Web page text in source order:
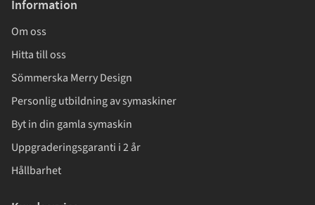
Information
Om oss
Hitta till oss
Sömmerska Merry Design
Personlig utbildning av symaskiner
Byt in din gamla symaskin
Uppgraderingsgaranti i 2 år
Hållbarhet